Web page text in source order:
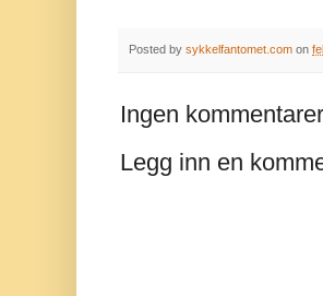
Posted by sykkelfantomet.com on
Ingen
Legg inn en